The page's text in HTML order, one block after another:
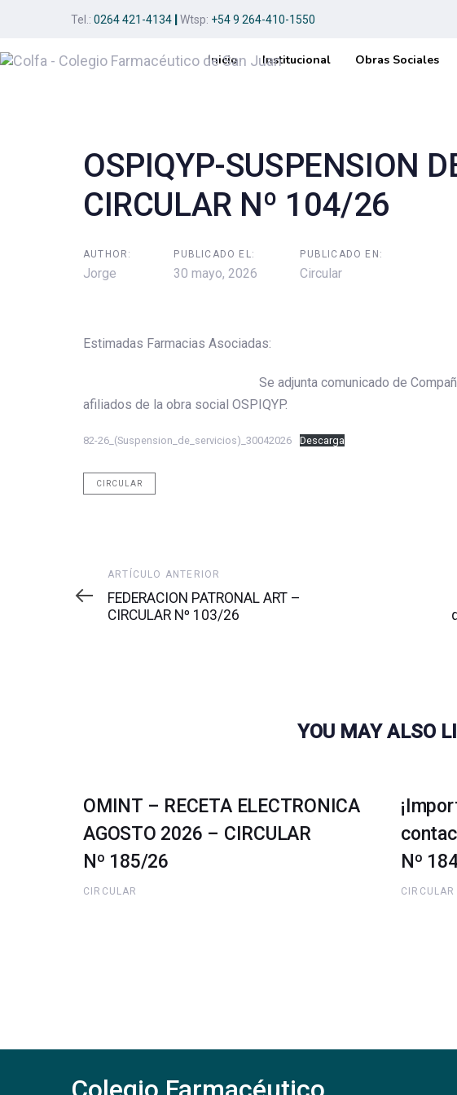
primary
Tel.: 0264 421-4134 Wtsp: +54 9 264-410-1550
Inicio Institucional Obras Sociales
OSPIQYP-SUSPENSION
CIRCULAR Nº 104/26
AUTHOR:
Jorge
PUBLICADO EL:
30 mayo, 2026
PUBLICADO EN:
Circular
Estimadas Farmacias Asociadas:
Se adjunta comunicado de Compañía
afiliados de la obra social OSPIQYP.
82-26_(Suspension_de_servicios)_30042026 Descarga
CIRCULAR
Artículo
anterior
ARTÍCULO ANTERIOR
FEDERACION PATRONAL ART –
CIRCULAR Nº 103/26
YOU MAY ALSO
OMINT – RECETA ELECTRONICA
AGOSTO 2026 – CIRCULAR
Nº 185/26
CIRCULAR
Nº
CIRCULAR